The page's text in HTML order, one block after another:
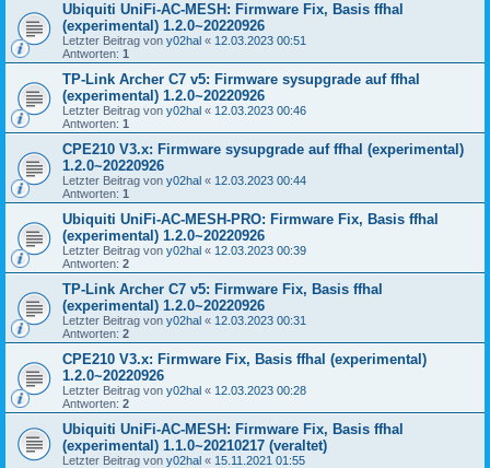
Ubiquiti UniFi-AC-MESH: Firmware Fix, Basis ffhal
(experimental) 1.2.0~20220926
Letzter Beitrag von y02hal « 12.03.2023 00:51
Antworten: 1
TP-Link Archer C7 v5: Firmware sysupgrade auf ffhal
(experimental) 1.2.0~20220926
Letzter Beitrag von y02hal « 12.03.2023 00:46
Antworten: 1
CPE210 V3.x: Firmware sysupgrade auf ffhal (experimental)
1.2.0~20220926
Letzter Beitrag von y02hal « 12.03.2023 00:44
Antworten: 1
Ubiquiti UniFi-AC-MESH-PRO: Firmware Fix, Basis ffhal
(experimental) 1.2.0~20220926
Letzter Beitrag von y02hal « 12.03.2023 00:39
Antworten: 2
TP-Link Archer C7 v5: Firmware Fix, Basis ffhal
(experimental) 1.2.0~20220926
Letzter Beitrag von y02hal « 12.03.2023 00:31
Antworten: 2
CPE210 V3.x: Firmware Fix, Basis ffhal (experimental)
1.2.0~20220926
Letzter Beitrag von y02hal « 12.03.2023 00:28
Antworten: 2
Ubiquiti UniFi-AC-MESH: Firmware Fix, Basis ffhal
(experimental) 1.1.0~20210217 (veraltet)
Letzter Beitrag von y02hal « 15.11.2021 01:55